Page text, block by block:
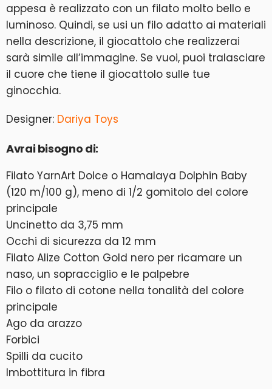
appesa è realizzato con un filato molto bello e
luminoso. Quindi, se usi un filo adatto ai materiali
nella descrizione, il giocattolo che realizzerai
sarà simile all’immagine. Se vuoi, puoi tralasciare
il cuore che tiene il giocattolo sulle tue
ginocchia.
Designer: Dariya Toys
Avrai bisogno di:
Filato YarnArt Dolce o Hamalaya Dolphin Baby
(120 m/100 g), meno di 1/2 gomitolo del colore
principale
Uncinetto da 3,75 mm
Occhi di sicurezza da 12 mm
Filato Alize Cotton Gold nero per ricamare un
naso, un sopracciglio e le palpebre
Filo o filato di cotone nella tonalità del colore
principale
Ago da arazzo
Forbici
Spilli da cucito
Imbottitura in fibra